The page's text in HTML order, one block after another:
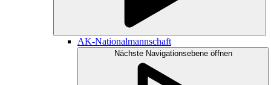
AK-Nationalmannschaft
Nächste Navigationsebene öffnen